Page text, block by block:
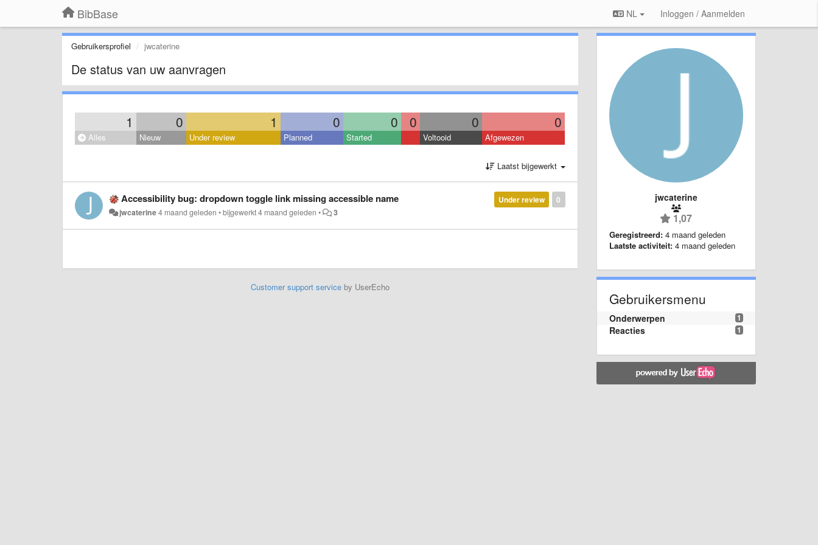
BibBase NL Inloggen / Aanmelden
Gebruikersprofiel jwcaterine
De status van uw aanvragen
1 0 1 0 0 0 0 0
Alles Nieuw Under review Planned Started Voltooid Afgewezen
Laatst bijgewerkt
0
Under review
Accessibility bug: dropdown toggle link missing accessible name
jwcaterine4 maand geleden •bijgewerkt4 maand geleden • 3
Customer support serviceby UserEcho
jwcaterine
1,07
Geregistreerd: 4 maand geleden
Laatste activiteit: 4 maand geleden
Gebruikersmenu
1
Onderwerpen
1
Reacties